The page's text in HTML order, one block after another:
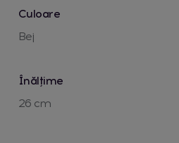
Culoare
Bej
Înălțime
26 cm